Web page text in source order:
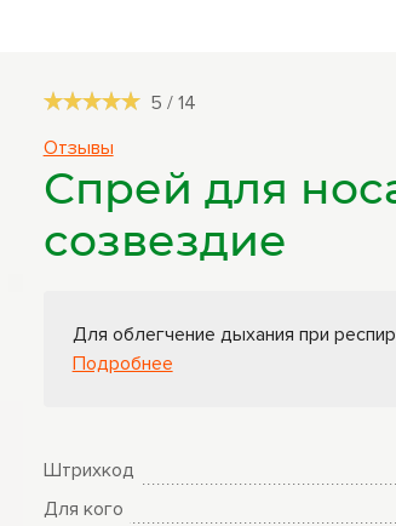
растительные
масла
Книги Гарбузова
5 / 14
Отзывы
Спрей для
созвездие
Для облегчение дыхания при
Подробнее
Штрихкод
Для кого